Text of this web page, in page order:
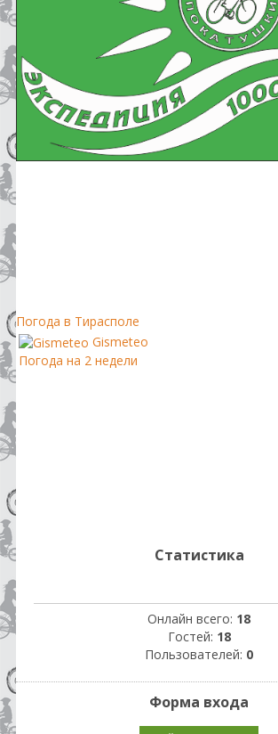
Погода в Тирасполе
Gismeteo
Погода на 2 недели
Статистика
Онлайн всего: 18
Гостей: 18
Пользователей: 0
Форма входа